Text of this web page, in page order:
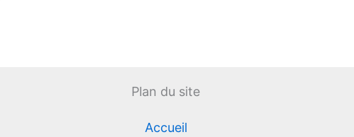
Plan du site
Accueil